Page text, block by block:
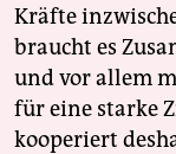
Kräfte
braucht es
und vor allem
für eine starke
kooperiert